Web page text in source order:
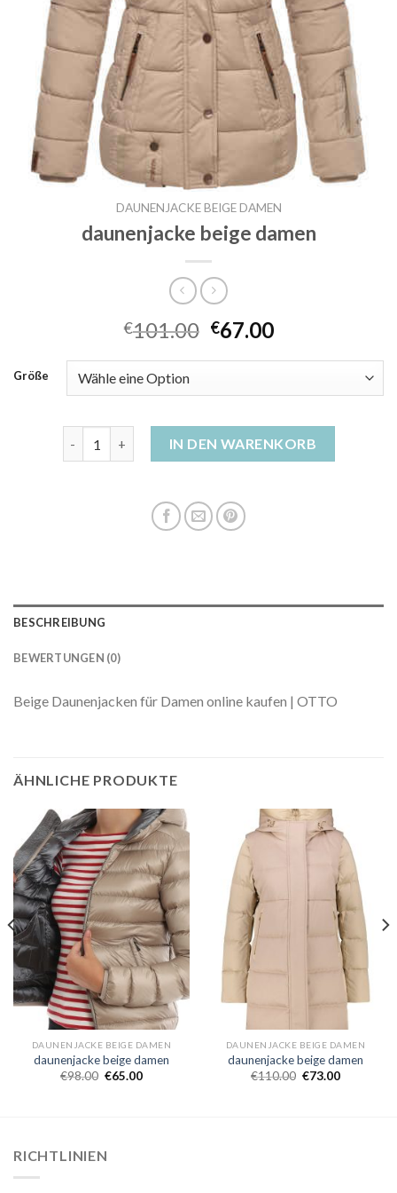
DAUNENJACKE BEIGE DAMEN
daunenjacke beige damen
€101.00 €67.00
Größe
IN DEN WARENKORB
BESCHREIBUNG
BEWERTUNGEN (0)
Beige Daunenjacken für Damen online kaufen | OTTO
ÄHNLICHE PRODUKTE
DAUNENJACKE BEIGE DAMEN
daunenjacke beige damen
€98.00 €65.00
DAUNENJACKE BEIGE DAMEN
daunenjacke beige damen
€110.00 €73.00
RICHTLINIEN